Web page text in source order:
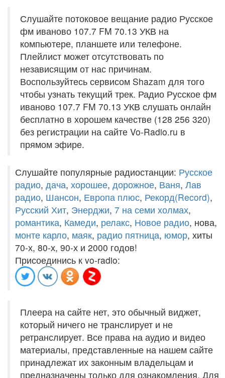
Слушайте потоковое вещание радио Русское
фм иваново 107.7 FM 70.13 УКВ на
компьютере, планшете или телефоне.
Плейлист может отсутствовать по
независящим от нас причинам.
Воспользуйтесь сервисом Shazam для того
чтобы узнать текущий трек. Радио Русское фм
иваново 107.7 FM 70.13 УКВ слушать онлайн
бесплатно в хорошем качестве (128 256 320)
без регистрации на сайте Vo-Radio.ru в
прямом эфире.
Слушайте популярные радиостанции: Русское
радио, дача, хорошее, дорожное, Ваня, Лав
радио, Шансон, Европа плюс, Рекорд(Record),
Русский Хит, Энерджи, 7 на семи холмах,
романтика, Камеди, релакс, Новое радио, нова,
монте карло, маяк, радио пятница, юмор, хиты
70-х, 80-х, 90-х и 2000 годов!
Присоединись к vo-radio:
Плеера на сайте нет, это обычный виджет,
который ничего не транслирует и не
ретранслирует. Все права на аудио и видео
материалы, представленные на нашем сайте
принадлежат их законным владельцам и
предназначены только для ознакомления. Для